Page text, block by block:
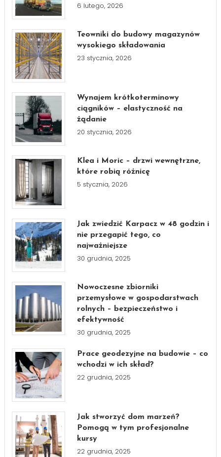
6 lutego, 2026
Teowniki do budowy magazynów
wysokiego składowania
23 stycznia, 2026
Wynajem krótkoterminowy
ciągników – elastyczność na
żądanie
20 stycznia, 2026
Klea i Moric – drzwi wewnętrzne,
które robią różnicę
5 stycznia, 2026
Jak zwiedzić Karpacz w 48 godzin i
nie przegapić tego, co
najważniejsze
30 grudnia, 2025
Nowoczesne zbiorniki
przemysłowe w gospodarstwach
rolnych – bezpieczeństwo i
efektywność
30 grudnia, 2025
Prace geodezyjne na budowie – co
wchodzi w ich skład?
22 grudnia, 2025
Jak stworzyć dom marzeń?
Pomogą w tym profesjonalne
kursy
22 grudnia, 2025